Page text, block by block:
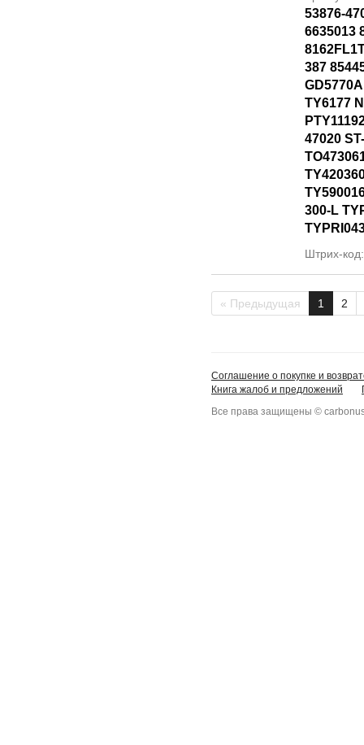
53876-
6635013
387
TY6177
47020
300-L
Штрих-
« Предыдущая 1 2
Соглашение о покупке и
Книга жалоб и предложений
Все права защищены ©